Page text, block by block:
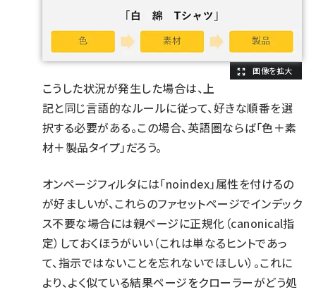
こうした状況が発生した場合は、上
記と同じ言語的なルールに従って、好きな順番を選
択する必要がある。この場合、英語圏ならば「色＋素
材＋製品タイプ」だろう。
オンページフィルタには「noindex」属性を付けるの
が好ましいが、これらのファセットページでインデック
ス不要な場合には親ページに正規化（canonical指
定）しておくほうがいい（これは単なるヒントであっ
て、指示ではないことを忘れないでほしい）。これに
より、よく似ている結果ページをクローラーがどう処